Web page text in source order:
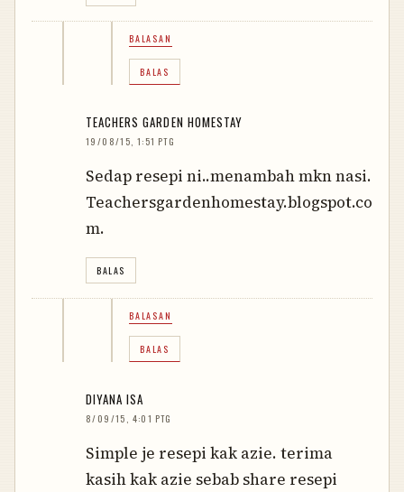
BALASAN
BALAS
TEACHERS GARDEN HOMESTAY
19/08/15, 1:51 PTG
Sedap resepi ni..menambah mkn nasi.
Teachersgardenhomestay.blogspot.co
m.
BALAS
BALASAN
BALAS
DIYANA ISA
8/09/15, 4:01 PTG
Simple je resepi kak azie. terima
kasih kak azie sebab share resepi